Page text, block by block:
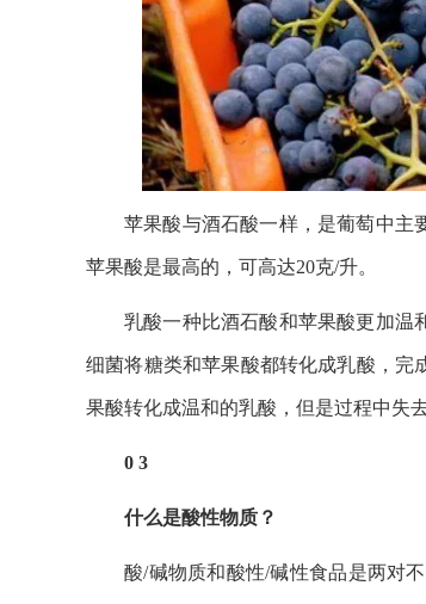
苹果酸与酒石酸一样，是葡萄中主
苹果酸是最高的，可高达20克/升。
乳酸一种比酒石酸和苹果酸更加温
细菌将糖类和苹果酸都转化成乳酸，完
果酸转化成温和的乳酸，但是过程中失
0 3
什么是酸性物质？
酸/碱物质和酸性/碱性食品是两对